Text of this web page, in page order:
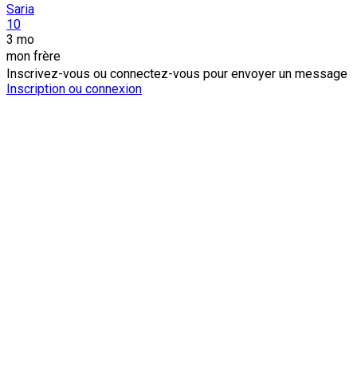
Saria
10
3 mo
mon frère
Inscrivez-vous ou connectez-vous pour envoyer un message
Inscription ou connexion